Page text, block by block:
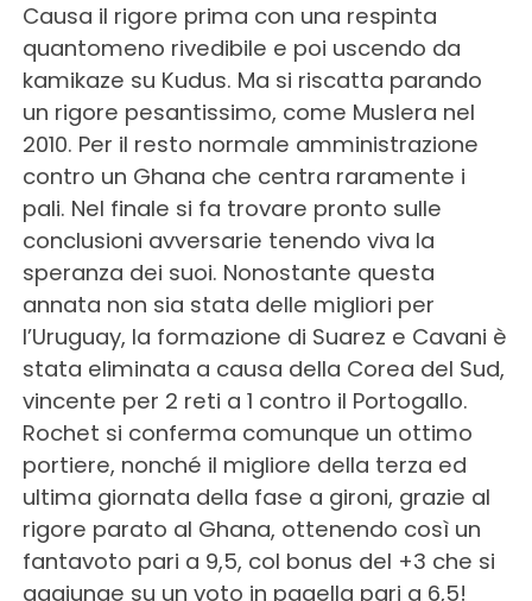
Causa il rigore prima con una respinta
quantomeno rivedibile e poi uscendo da
kamikaze su Kudus. Ma si riscatta parando
un rigore pesantissimo, come Muslera nel
2010. Per il resto normale amministrazione
contro un Ghana che centra raramente i
pali. Nel finale si fa trovare pronto sulle
conclusioni avversarie tenendo viva la
speranza dei suoi. Nonostante questa
annata non sia stata delle migliori per
l’Uruguay, la formazione di Suarez e Cavani è
stata eliminata a causa della Corea del Sud,
vincente per 2 reti a 1 contro il Portogallo.
Rochet si conferma comunque un ottimo
portiere, nonché il migliore della terza ed
ultima giornata della fase a gironi, grazie al
rigore parato al Ghana, ottenendo così un
fantavoto pari a 9,5, col bonus del +3 che si
aggiunge su un voto in pagella pari a 6,5!